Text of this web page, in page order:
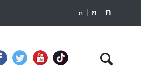
ก ก ก